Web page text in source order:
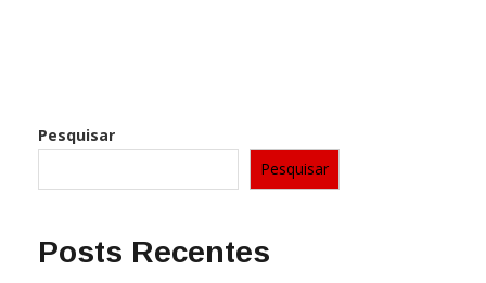
Pesquisar
Pesquisar
Posts Recentes